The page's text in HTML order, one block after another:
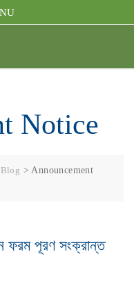
Notice
Blog >Announcement
ফরম পূরণ সংক্রান্ত